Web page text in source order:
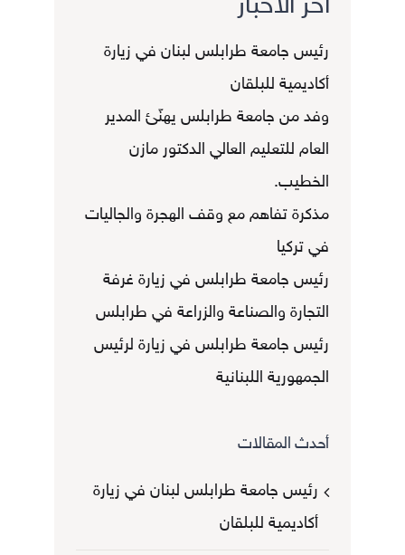
رئيس جامعة طرابلس لبنان في زيارة
أكاديمية للبلقان
وفد من جامعة طرابلس يهنّئ المدير
العام للتعليم العالي الدكتور مازن
الخطيب.
مذكرة تفاهم مع وقف الهجرة والجاليات
في تركيا
رئيس جامعة طرابلس في زيارة غرفة
التجارة والصناعة والزراعة في طرابلس
رئيس جامعة طرابلس في زيارة لرئيس
الجمهورية اللبنانية
أحدث المقالات
رئيس جامعة طرابلس لبنان في زيارة
أكاديمية للبلقان